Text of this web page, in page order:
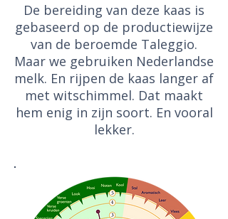
De bereiding van deze kaas is
gebaseerd op de productiewijze
van de beroemde Taleggio.
Maar we gebruiken Nederlandse
melk. En rijpen de kaas langer af
met witschimmel. Dat maakt
hem enig in zijn soort. En vooral
lekker.